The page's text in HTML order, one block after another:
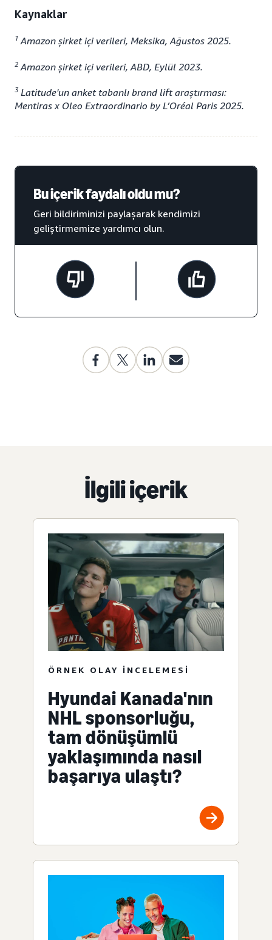
Kaynaklar
1 Amazon şirket içi verileri, Meksika, Ağustos 2025.
2 Amazon şirket içi verileri, ABD, Eylül 2023.
3 Latitude'un anket tabanlı brand lift araştırması:
Mentiras x Oleo Extraordinario by L’Oréal Paris 2025.
Bu içerik faydalı oldu mu?
Geri bildiriminizi paylaşarak kendimizi
geliştirmemize yardımcı olun.
İlgili içerik
ÖRNEK OLAY INCELEMESI
Hyundai Kanada'nın
NHL sponsorluğu,
tam dönüşümlü
yaklaşımında nasıl
başarıya ulaştı?